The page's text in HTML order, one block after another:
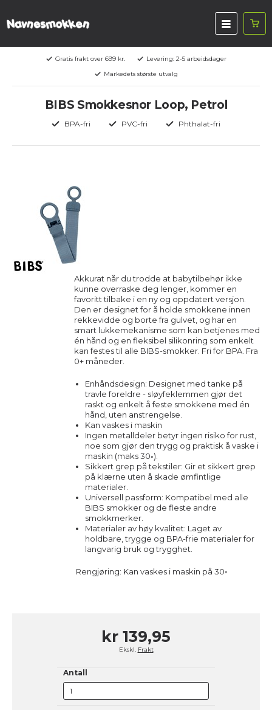
Gratis frakt over 699 kr.
Levering: 2-5 arbeidsdager
Markedets største utvalg
BIBS Smokkesnor Loop, Petrol
BPA-fri PVC-fri Phthalat-fri
Akkurat når du trodde at babytilbehør ikke
kunne overraske deg lenger, kommer en
favoritt tilbake i en ny og oppdatert versjon.
Den er designet for å holde smokkene innen
rekkevidde og borte fra gulvet, og har en
smart lukkemekanisme som kan betjenes med
én hånd og en fleksibel silikonring som enkelt
kan festes til alle BIBS-smokker. Fri for BPA. Fra
0+ måneder.
Enhåndsdesign: Designet med tanke på
travle foreldre - sløyfeklemmen gjør det
raskt og enkelt å feste smokkene med én
hånd, uten anstrengelse.
Kan vaskes i maskin
Ingen metalldeler betyr ingen risiko for rust,
noe som gjør den trygg og praktisk å vaske i
maskin (maks 30◦).
Sikkert grep på tekstiler: Gir et sikkert grep
på klærne uten å skade ømfintlige
materialer.
Universell passform: Kompatibel med alle
BIBS smokker og de fleste andre
smokkmerker.
Materialer av høy kvalitet: Laget av
holdbare, trygge og BPA-frie materialer for
langvarig bruk og trygghet.
Rengjøring: Kan vaskes i maskin på 30◦
kr 139,95
Ekskl. Frakt
Antall